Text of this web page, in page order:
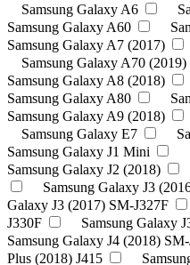
Samsung Galaxy A6
Samsung Galaxy A60
Samsung Galaxy A7 (2017)
Samsung Galaxy A70 (2019)
Samsung Galaxy A8 (2018)
Samsung Galaxy A80
Samsung Galaxy A9 (2018)
Samsung Galaxy E7
Samsung Galaxy J1 Mini
Samsung Galaxy J2 (2018)
Samsung Galaxy J3
Galaxy J3 (2017) SM-J327F
J330F
Samsung Galaxy
Samsung Galaxy J4 (2018)
Plus (2018) J415